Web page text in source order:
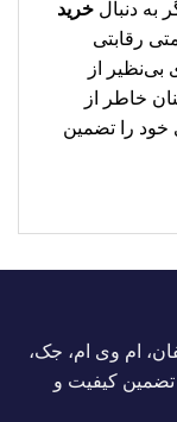
به دنبال خرید
رقابتی
بی‌نظیر از
خاطر از
خود را تضمین
ام وی ام، جک،
تضمین کیفیت و